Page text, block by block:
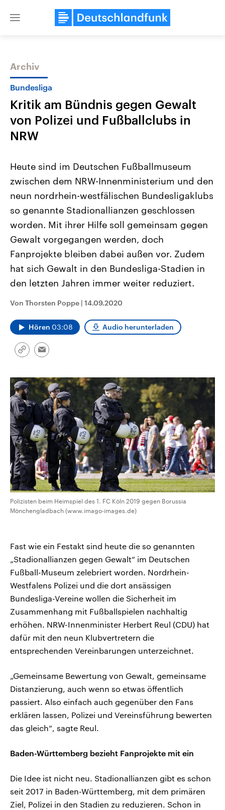
Close
Themen
2026
Alle Informationen
Sachsen-Anhalt wählt am 6.
September 2026 einen neuen
Landtag. Seit 2021 wird das
Bundesland von einer Koalition aus
Umfragen, Prognosen,
und Hintergründe zu den Parteien
und Kandidaten der anstehenden
Wahl.
Aktuelle Beiträge,
Hintergründe
Wirtschaftlich und
gehören die Vereinigten
den mächtigsten Ländern
mit großem Einfluss auf
aktuelle Weltgeschehen.
Sendungen Programm Podcasts
Audio-Archiv
Archiv
Bundesliga
Kritik am Bündnis gegen Gewalt
von Polizei und Fußballclubs in
NRW
Heute sind im Deutschen Fußballmuseum
zwischen dem NRW-Innenministerium und den
neun nordrhein-westfälischen Bundesligaklubs
so genannte Stadionallianzen geschlossen
worden. Mit ihrer Hilfe soll gemeinsam gegen
Gewalt vorgegangen werden, doch
Fanprojekte bleiben dabei außen vor. Zudem
hat sich Gewalt in den Bundesliga-Stadien in
den letzten Jahren immer weiter reduziert.
Von Thorsten Poppe | 14.09.2020
Hören 03:08 Audio herunterladen
Link
Email
Polizisten beim Heimspiel des 1. FC Köln 2019 gegen Borussia
Mönchengladbach (www.imago-images.de)
Fast wie ein Festakt sind heute die so genannten
„Stadionallianzen gegen Gewalt“ im Deutschen
Fußball-Museum zelebriert worden. Nordrhein-
Westfalens Polizei und die dort ansässigen
Bundesliga-Vereine wollen die Sicherheit im
Zusammenhang mit Fußballspielen nachhaltig
erhöhen. NRW-Innenminister Herbert Reul (CDU) hat
dafür mit den neun Klubvertretern die
entsprechenden Vereinbarungen unterzeichnet.
„Gemeinsame Bewertung von Gewalt, gemeinsame
Distanzierung, auch wenn so etwas öffentlich
passiert. Also einfach auch gegenüber den Fans
erklären lassen, Polizei und Vereinsführung bewerten
das gleich“, sagte Reul.
Baden-Württemberg bezieht Fanprojekte mit ein
Die Idee ist nicht neu. Stadionallianzen gibt es schon
seit 2017 in Baden-Württemberg, mit dem primären
Ziel, Polizei in den Stadien zu reduzieren. Schon in